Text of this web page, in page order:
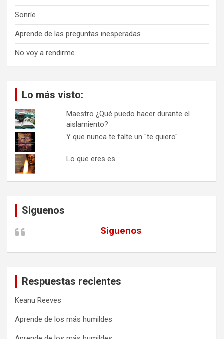
Sonríe
Aprende de las preguntas inesperadas
No voy a rendirme
Lo más visto:
Maestro ¿Qué puedo hacer durante el
aislamiento?
Y que nunca te falte un "te quiero"
Lo que eres es.
Siguenos
Siguenos
Respuestas recientes
Keanu Reeves
Aprende de los más humildes